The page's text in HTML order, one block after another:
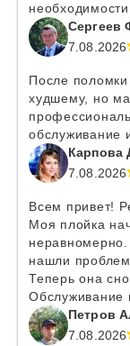
необходимости.
Сергеев
7.08.2026
После
худшему, но
обслуживание
Карпова
7.08.2026
Всем привет!
Моя плойка
нашли
Теперь она
Обслуживание
Петров
7.08.2026